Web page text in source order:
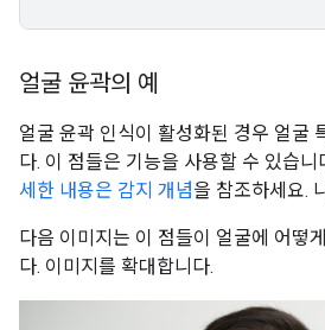
얼굴 윤곽의 예
얼굴 윤곽 인식이 활성화된 경우 얼굴
다. 이 점들은 기능을 사용할 수 있습니
세한 내용은 감지 개념을 참조하세요.
다음 이미지는 이 점들이 얼굴에 어떻
다. 이미지를 확대합니다.